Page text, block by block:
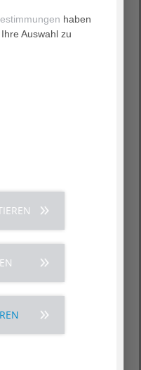
Universitären
haben
Auswahl zu